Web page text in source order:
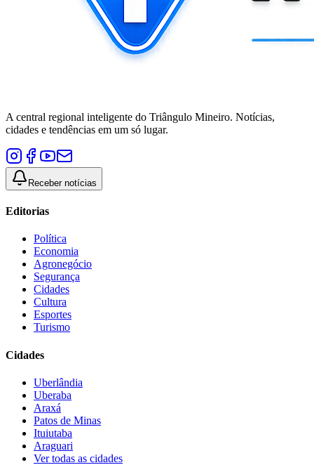
A central regional inteligente do Triângulo Mineiro. Notícias,
cidades e tendências em um só lugar.
Receber notícias
Editorias
Política
Economia
Agronegócio
Segurança
Cidades
Cultura
Esportes
Turismo
Cidades
Uberlândia
Uberaba
Araxá
Patos de Minas
Ituiutaba
Araguari
Ver todas as cidades